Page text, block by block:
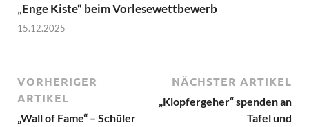
„Enge Kiste“ beim Vorlesewettbewerb
15.12.2025
VORHERIGER
ARTIKEL
„Wall of Fame“ – Schüler
NÄCHSTER ARTIKEL
„Klopfergeher“ spenden an
Tafel und